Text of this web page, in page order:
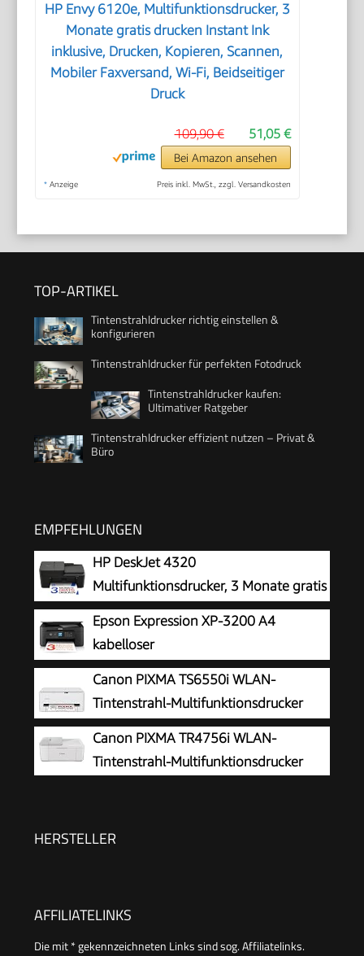
HP Envy 6120e, Multifunktionsdrucker, 3
Monate gratis drucken Instant Ink
inklusive, Drucken, Kopieren, Scannen,
Mobiler Faxversand, Wi-Fi, Beidseitiger
Druck
51,05 €
109,90 €
Bei Amazon ansehen
* Anzeige Preis inkl. MwSt., zzgl. Versandkosten
TOP-ARTIKEL
Tintenstrahldrucker richtig einstellen &
konfigurieren
Tintenstrahldrucker für perfekten Fotodruck
Tintenstrahldrucker kaufen:
Ultimativer Ratgeber
Tintenstrahldrucker effizient nutzen – Privat &
Büro
EMPFEHLUNGEN
HP DeskJet 4320
Multifunktionsdrucker, 3 Monate gratis
drucken Instant Ink inklusive, Drucker,
Kopierer, Scanner, WLAN, Automatischer
Vorlageneinzug, Tinte: 308/308e
Epson Expression XP-3200 A4
kabelloser
Multifunktionstintenstrahldrucker
Canon PIXMA TS6550i WLAN-
Tintenstrahl-Multifunktionsdrucker
Canon PIXMA TR4756i WLAN-
Tintenstrahl-Multifunktionsdrucker
HERSTELLER
AFFILIATELINKS
Die mit * gekennzeichneten Links sind sog. Affiliatelinks.